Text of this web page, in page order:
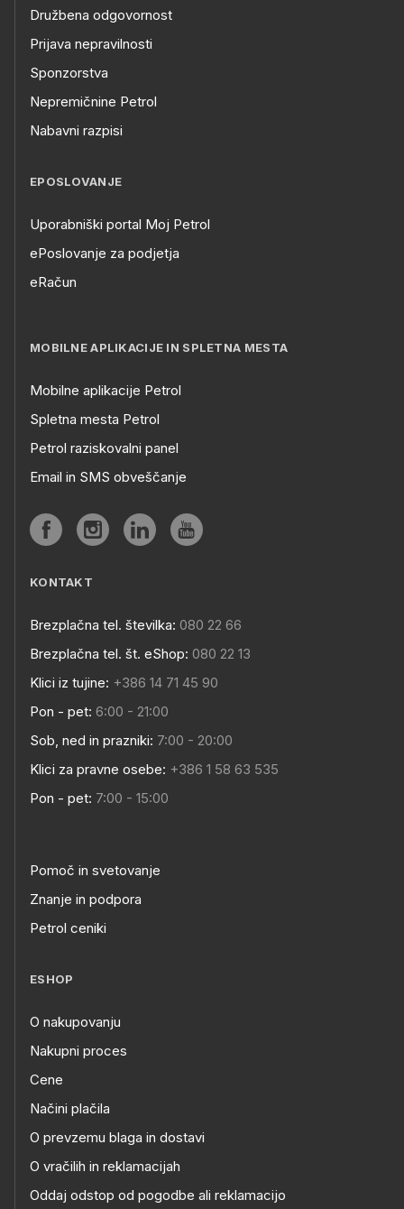
Družbena odgovornost
Prijava nepravilnosti
Sponzorstva
Nepremičnine Petrol
Nabavni razpisi
EPOSLOVANJE
Uporabniški portal Moj Petrol
ePoslovanje za podjetja
eRačun
MOBILNE APLIKACIJE IN SPLETNA MESTA
Mobilne aplikacije Petrol
Spletna mesta Petrol
Petrol raziskovalni panel
Email in SMS obveščanje
KONTAKT
Brezplačna tel. številka: 080 22 66
Brezplačna tel. št. eShop: 080 22 13
Klici iz tujine: +386 14 71 45 90
Pon - pet: 6:00 - 21:00
Sob, ned in prazniki: 7:00 - 20:00
Klici za pravne osebe: +386 1 58 63 535
Pon - pet: 7:00 - 15:00
Pomoč in svetovanje
Znanje in podpora
Petrol ceniki
ESHOP
O nakupovanju
Nakupni proces
Cene
Načini plačila
O prevzemu blaga in dostavi
O vračilih in reklamacijah
Oddaj odstop od pogodbe ali reklamacijo